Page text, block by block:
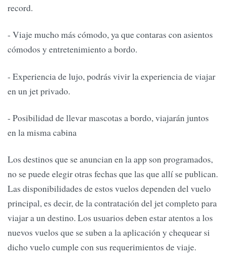
record.
- Viaje mucho más cómodo, ya que contaras con asientos
cómodos y entretenimiento a bordo.
- Experiencia de lujo, podrás vivir la experiencia de viajar
en un jet privado.
- Posibilidad de llevar mascotas a bordo, viajarán juntos
en la misma cabina
Los destinos que se anuncian en la app son programados,
no se puede elegir otras fechas que las que allí se publican.
Las disponibilidades de estos vuelos dependen del vuelo
principal, es decir, de la contratación del jet completo para
viajar a un destino. Los usuarios deben estar atentos a los
nuevos vuelos que se suben a la aplicación y chequear si
dicho vuelo cumple con sus requerimientos de viaje.